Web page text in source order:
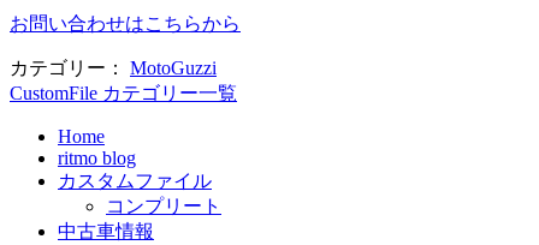
お問い合わせはこちらから
カテゴリー： MotoGuzzi
CustomFile カテゴリー一覧
Home
ritmo blog
カスタムファイル
コンプリート
中古車情報